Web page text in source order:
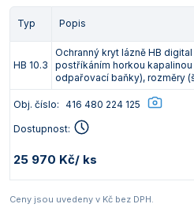
Typ Popis
HB 10.3
Ochranný kryt lázně HB
postříkáním horkou
odpařovací baňky), rozměry
Obj. číslo: 416 480 224 125
Dostupnost:
25 970 Kč/ ks
Ceny jsou uvedeny v Kč bez DPH.